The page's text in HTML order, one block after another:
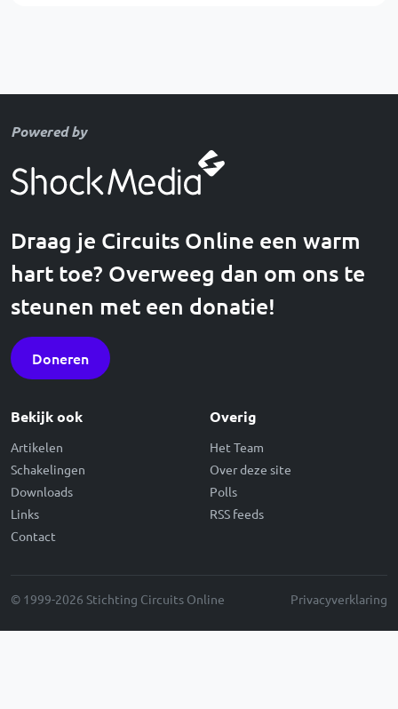
Powered by
Draag je Circuits Online een warm
hart toe? Overweeg dan om ons te
steunen met een donatie!
Doneren
Bekijk ook
Artikelen
Schakelingen
Downloads
Links
Contact
Overig
Het Team
Over deze site
Polls
RSS feeds
© 1999-2026 Stichting Circuits Online Privacyverklaring